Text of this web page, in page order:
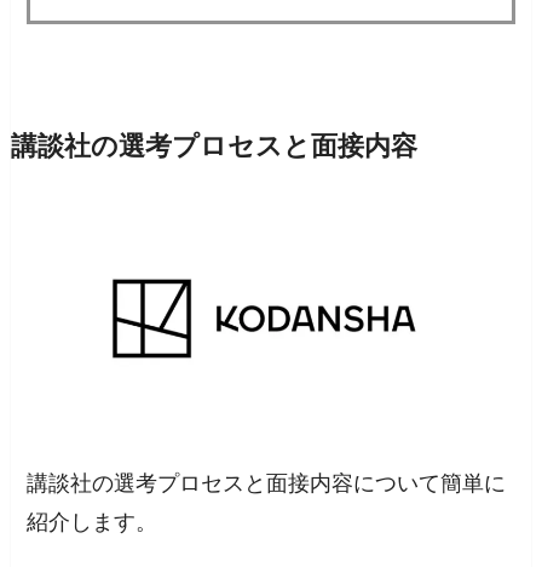
講談社の選考プロセスと面接内容
講談社の選考プロセスと面接内容について簡単に
紹介します。